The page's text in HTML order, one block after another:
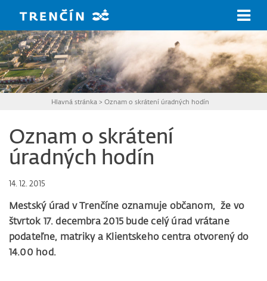
Hlavná stránka > Oznam o skrátení úradných hodín
Oznam o skrátení
úradných hodín
14. 12. 2015
Mestský úrad v Trenčíne oznamuje občanom, že vo
štvrtok 17. decembra 2015 bude celý úrad vrátane
podateľne, matriky a Klientskeho centra otvorený do
14.00 hod.